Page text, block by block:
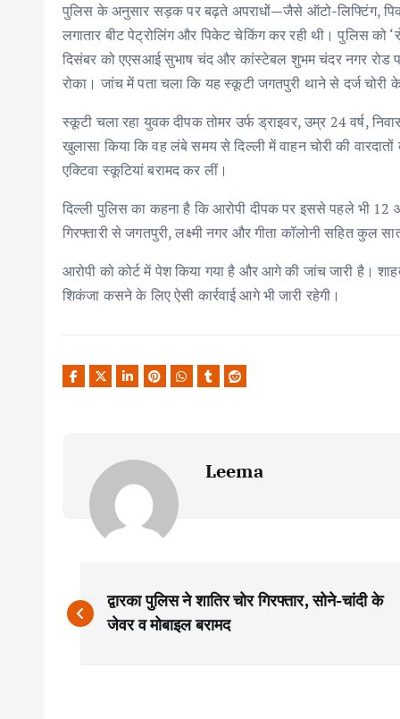
पुलिस के अनुसार सड़क पर बढ़ते अपराधों—जैसे ऑटो-लिफ्टिंग,
लगातार बीट पेट्रोलिंग और पिकेट चेकिंग कर रही थी। पुलिस को
दिसंबर को एएसआई सुभाष चंद और कांस्टेबल शुभम चंदर नगर रोड
रोका। जांच में पता चला कि यह स्कूटी जगतपुरी थाने से दर्ज चोरी
स्कूटी चला रहा युवक दीपक तोमर उर्फ ड्राइवर, उम्र 24 वर्ष,
खुलासा किया कि वह लंबे समय से दिल्ली में वाहन चोरी की
एक्टिवा स्कूटियां बरामद कर लीं।
दिल्ली पुलिस का कहना है कि आरोपी दीपक पर इससे पहले भी 12
गिरफ्तारी से जगतपुरी, लक्ष्मी नगर और गीता कॉलोनी सहित कुल
आरोपी को कोर्ट में पेश किया गया है और आगे की जांच जारी है।
शिकंजा कसने के लिए ऐसी कार्रवाई आगे भी जारी रहेगी।
Leema
P
o
द्वारका पुलिस ने शातिर चोर गिरफ्तार, सोने-चांदी के
जेवर व मोबाइल बरामद